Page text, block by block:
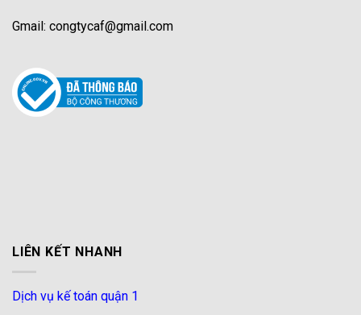
Gmail: congtycaf@gmail.com
LIÊN KẾT NHANH
Dịch vụ kế toán quận 1